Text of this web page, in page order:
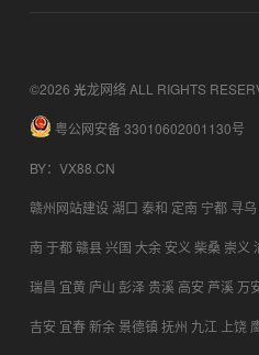
©2026 光龙网络 ALL RIGHTS
粤公网安备 33010602001130号
BY： VX88.CN
赣州网站建设 湖口 泰和 定南 宁都 寻乌
南 于都赣县 兴国 大余 安义 柴桑 崇义
瑞昌 宜黄 庐山 彭泽 贵溪 高安 芦溪 万
吉安 宜春新余 景德镇抚州 九江上饶